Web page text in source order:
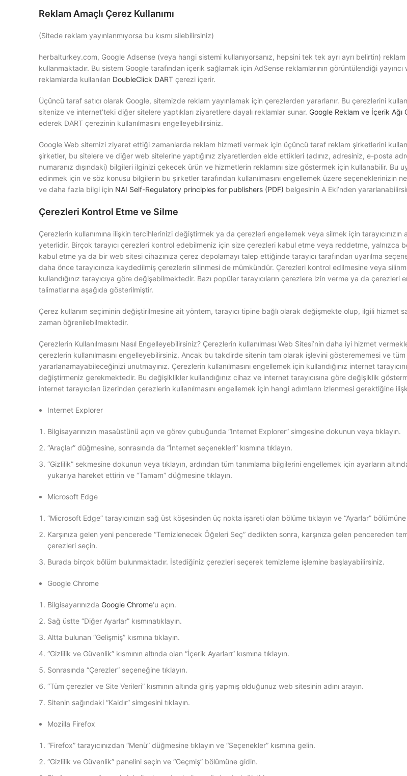
Reklam Amaçlı Çerez Kullanımı
(Sitede reklam yayınlanmıyorsa bu kısmı silebilirsiniz)
herbalturkey.com, Google Adsense (veya hangi sistemi kullanıyorsanız, hepsini tek tek ayrı ayrı belirtin)
kullanmaktadır. Bu sistem Google tarafından içerik sağlamak için AdSense reklamlarının görüntülendiği
reklamlarda kullanılan DoubleClick DART çerezi içerir.
Üçüncü taraf satıcı olarak Google, sitemizde reklam yayınlamak için çerezlerden yararlanır. Bu çerezlerini
sitenize ve internet’teki diğer sitelere yaptıkları ziyaretlere dayalı reklamlar sunar. Google Reklam ve İçerik Ağı
ederek DART çerezinin kullanılmasını engelleyebilirsiniz.
Google Web sitemizi ziyaret ettiği zamanlarda reklam hizmeti vermek için üçüncü taraf reklam şirketlerini
şirketler, bu sitelere ve diğer web sitelerine yaptığınız ziyaretlerden elde ettikleri (adınız, adresiniz, e-posta
numaranız dışındaki) bilgileri ilginizi çekecek ürün ve hizmetlerin reklamını size göstermek için kullanabilir. Bu
edinmek için ve söz konusu bilgilerin bu şirketler tarafından kullanılmasını engellemek üzere seçeneklerinizin
ve daha fazla bilgi için NAI Self-Regulatory principles for publishers (PDF) belgesinin A Eki’nden
Çerezleri Kontrol Etme ve Silme
Çerezlerin kullanımına ilişkin tercihlerinizi değiştirmek ya da çerezleri engellemek veya silmek için tarayıcınızın
yeterlidir. Birçok tarayıcı çerezleri kontrol edebilmeniz için size çerezleri kabul etme veya reddetme, yalnızca
kabul etme ya da bir web sitesi cihazınıza çerez depolamayı talep ettiğinde tarayıcı tarafından uyarılma
daha önce tarayıcınıza kaydedilmiş çerezlerin silinmesi de mümkündür. Çerezleri kontrol edilmesine veya
kullandığınız tarayıcıya göre değişebilmektedir. Bazı popüler tarayıcıların çerezlere izin verme ya da çerezleri
talimatlarına aşağıda gösterilmiştir.
Çerez kullanım seçiminin değiştirilmesine ait yöntem, tarayıcı tipine bağlı olarak değişmekte olup, ilgili hizmet
zaman öğrenilebilmektedir.
Çerezlerin Kullanılmasını Nasıl Engelleyebilirsiniz? Çerezlerin kullanılması Web Sitesi’nin daha iyi hizmet
çerezlerin kullanılmasını engelleyebilirsiniz. Ancak bu takdirde sitenin tam olarak işlevini gösterememesi ve
yararlanamayabileceğinizi unutmayınız. Çerezlerin kullanılmasını engellemek için kullandığınız internet
değiştirmeniz gerekmektedir. Bu değişiklikler kullandığınız cihaz ve internet tarayıcısına göre değişiklik
internet tarayıcıları üzerinden çerezlerin kullanılmasını engellemek için hangi adımların izlenmesi gerektiğine
Internet Explorer
Bilgisayarınızın masaüstünü açın ve görev çubuğunda “Internet Explorer” simgesine dokunun veya tıklayın.
“Araçlar” düğmesine, sonrasında da “İnternet seçenekleri” kısmına tıklayın.
“Gizlilik” sekmesine dokunun veya tıklayın, ardından tüm tanımlama bilgilerini engellemek için ayarların
yukarıya hareket ettirin ve “Tamam” düğmesine tıklayın.
Microsoft Edge
“Microsoft Edge” tarayıcınızın sağ üst köşesinden üç nokta işareti olan bölüme tıklayın ve “Ayarlar”
Karşınıza gelen yeni pencerede “Temizlenecek Öğeleri Seç” dedikten sonra, karşınıza gelen pencereden
çerezleri seçin.
Burada birçok bölüm bulunmaktadır. İstediğiniz çerezleri seçerek temizleme işlemine başlayabilirsiniz.
Google Chrome
Bilgisayarınızda Google Chrome‘u açın.
Sağ üstte “Diğer Ayarlar” kısmınatıklayın.
Altta bulunan “Gelişmiş” kısmına tıklayın.
“Gizlilik ve Güvenlik” kısmının altında olan “İçerik Ayarları” kısmına tıklayın.
Sonrasında “Çerezler” seçeneğine tıklayın.
“Tüm çerezler ve Site Verileri” kısmının altında giriş yapmış olduğunuz web sitesinin adını arayın.
Sitenin sağındaki “Kaldır” simgesini tıklayın.
Mozilla Firefox
“Firefox” tarayıcınızdan “Menü” düğmesine tıklayın ve “Seçenekler” kısmına gelin.
“Gizlilik ve Güvenlik” panelini seçin ve “Geçmiş” bölümüne gidin.